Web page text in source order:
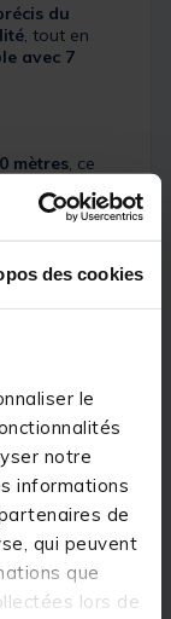
des cookies
le
notre
informations
de
qui peuvent
que
lors de
du
, tout en
avec 7
mètres, ce
est livré avec
au choix)
efficace